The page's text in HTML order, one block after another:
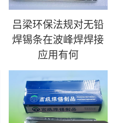
吕梁环保法规对无铅
焊锡条在波峰焊焊接
应用有何